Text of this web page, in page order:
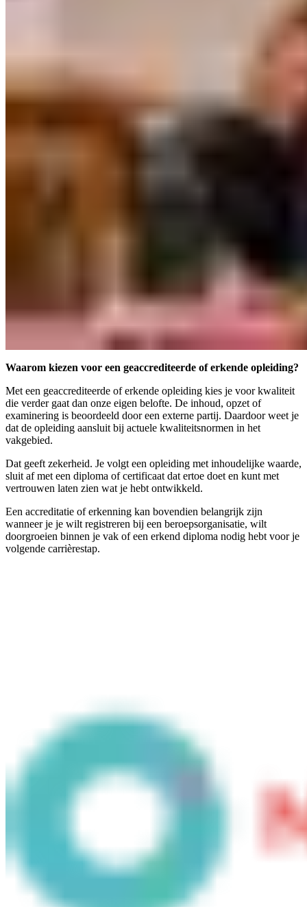
Waarom kiezen voor een geaccrediteerde of erkende opleiding?
Met een geaccrediteerde of erkende opleiding kies je voor kwaliteit
die verder gaat dan onze eigen belofte. De inhoud, opzet of
examinering is beoordeeld door een externe partij. Daardoor weet je
dat de opleiding aansluit bij actuele kwaliteitsnormen in het
vakgebied.
Dat geeft zekerheid. Je volgt een opleiding met inhoudelijke waarde,
sluit af met een diploma of certificaat dat ertoe doet en kunt met
vertrouwen laten zien wat je hebt ontwikkeld.
Een accreditatie of erkenning kan bovendien belangrijk zijn
wanneer je je wilt registreren bij een beroepsorganisatie, wilt
doorgroeien binnen je vak of een erkend diploma nodig hebt voor je
volgende carrièrestap.